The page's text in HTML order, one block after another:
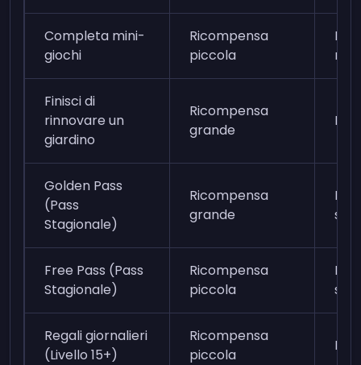
Completa mini-
giochi
Ricompensa
piccola
Da
Finisci di
rinnovare un
giardino
Ricompensa
grande
Più
Golden Pass
(Pass
Stagionale)
Ricompensa
grande
Da
Free Pass (Pass
Stagionale)
Ricompensa
piccola
Da
Regali giornalieri
(Livello 15+)
Ricompensa
piccola